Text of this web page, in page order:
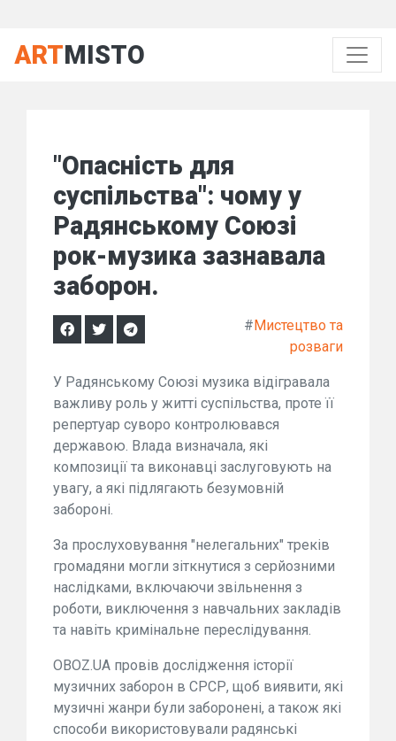
ARTMISTO
"Опасність для
суспільства": чому у
Радянському Союзі
рок-музика зазнавала
заборон.
#Мистецтво та
розваги
У Радянському Союзі музика відігравала
важливу роль у житті суспільства, проте її
репертуар суворо контролювався
державою. Влада визначала, які
композиції та виконавці заслуговують на
увагу, а які підлягають безумовній
забороні.
За прослуховування "нелегальних" треків
громадяни могли зіткнутися з серйозними
наслідками, включаючи звільнення з
роботи, виключення з навчальних закладів
та навіть кримінальне переслідування.
OBOZ.UA провів дослідження історії
музичних заборон в СРСР, щоб виявити, які
музичні жанри були заборонені, а також які
способи використовували радянські